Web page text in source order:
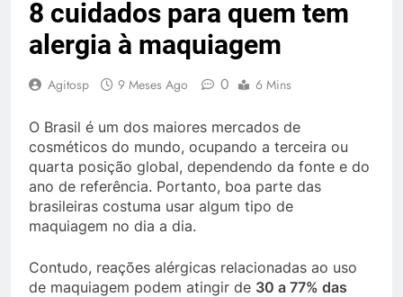
8 cuidados para quem tem
alergia à maquiagem
Agitosp 9 Meses Ago 0 6 Mins
O Brasil é um dos maiores mercados de
cosméticos do mundo, ocupando a terceira ou
quarta posição global, dependendo da fonte e do
ano de referência. Portanto, boa parte das
brasileiras costuma usar algum tipo de
maquiagem no dia a dia.
Contudo, reações alérgicas relacionadas ao uso
de maquiagem podem atingir de 30 a 77% das